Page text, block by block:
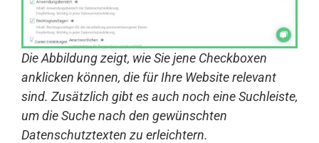
Die Abbildung zeigt, wie Sie jene Checkboxen
anklicken können, die für Ihre Website relevant
sind. Zusätzlich gibt es auch noch eine Suchleiste,
um die Suche nach den gewünschten
Datenschutztexten zu erleichtern.